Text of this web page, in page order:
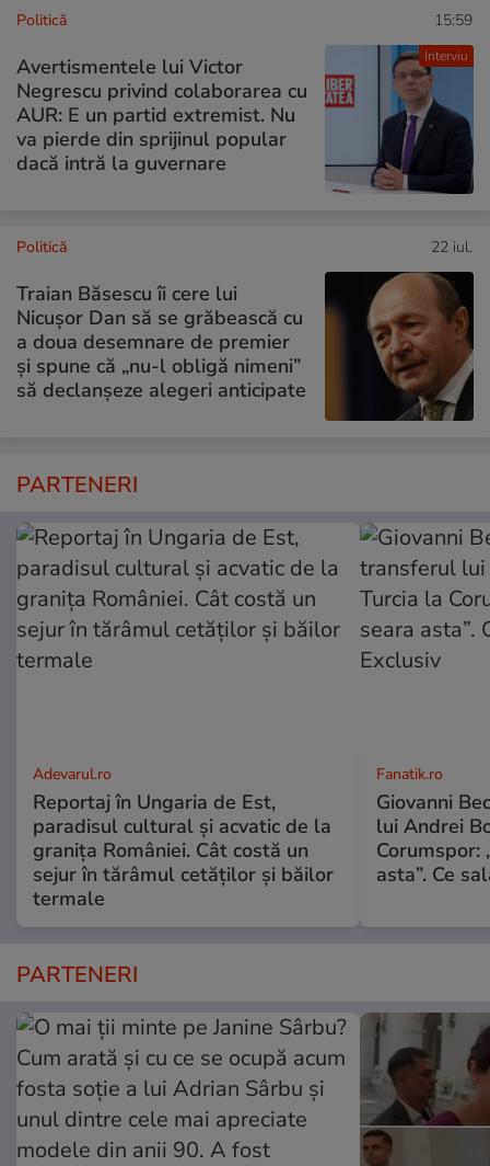
Interviu
Politică 15:59
Avertismentele lui Victor
Negrescu privind colaborarea cu
AUR: E un partid extremist. Nu
va pierde din sprijinul popular
dacă intră la guvernare
Politică 22 iul.
Traian Băsescu îi cere lui
Nicușor Dan să se grăbească cu
a doua desemnare de premier
și spune că „nu-l obligă nimeni”
să declanșeze alegeri anticipate
PARTENERI
Adevarul.ro
Reportaj în Ungaria de Est,
paradisul cultural și acvatic de la
granița României. Cât costă un
sejur în tărâmul cetăților și băilor
termale
Fanatik.ro
Giovanni
lui Andrei
Corumspor:
asta”. Ce
PARTENERI